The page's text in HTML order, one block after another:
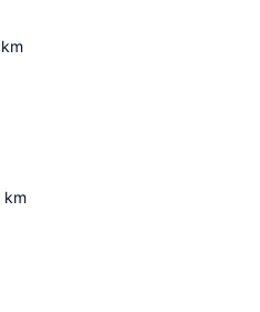
km
km